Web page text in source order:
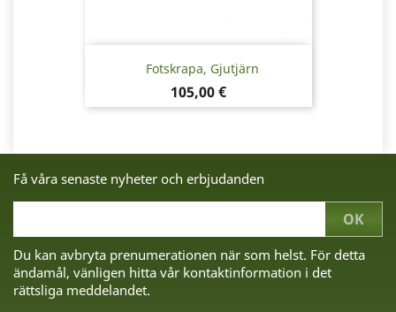
Fotskrapa, Gjutjärn
Pris
105,00 €
Få våra senaste nyheter och erbjudanden
Du kan avbryta prenumerationen när som helst. För detta
ändamål, vänligen hitta vår kontaktinformation i det
rättsliga meddelandet.